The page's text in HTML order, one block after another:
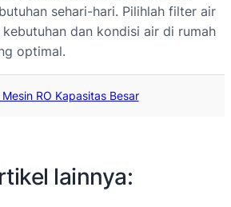
sehari-hari. Pilihlah filter air
dan kondisi air di rumah
optimal.
RO Kapasitas Besar
lainnya: